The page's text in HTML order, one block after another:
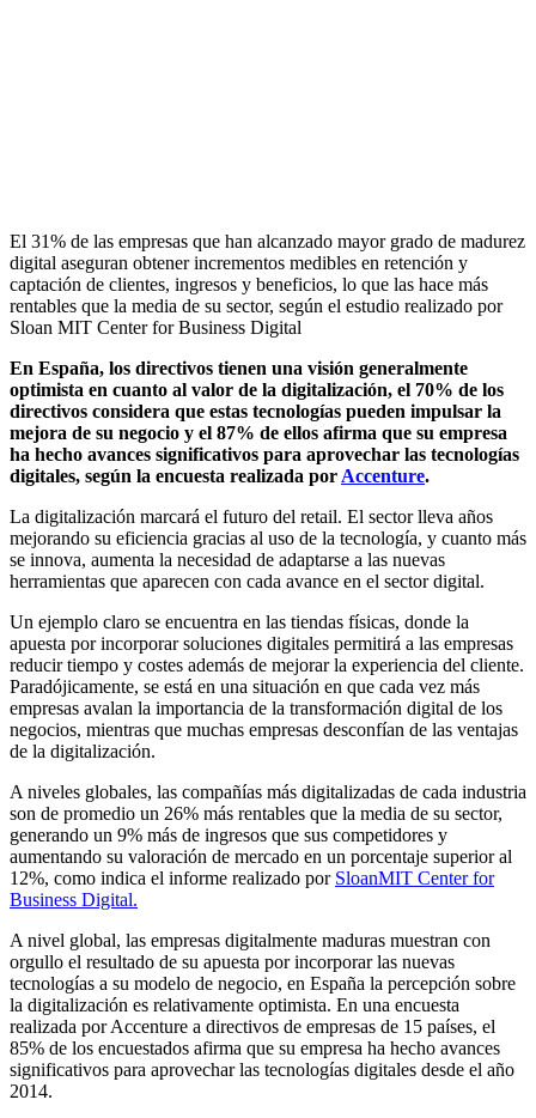
El 31% de las empresas que han alcanzado mayor grado de madurez
digital aseguran obtener incrementos medibles en retención y
captación de clientes, ingresos y beneficios, lo que las hace más
rentables que la media de su sector, según el estudio realizado por
Sloan MIT Center for Business Digital
En España, los directivos tienen una visión generalmente
optimista en cuanto al valor de la digitalización, el 70% de los
directivos considera que estas tecnologías pueden impulsar la
mejora de su negocio y el 87% de ellos afirma que su empresa
ha hecho avances significativos para aprovechar las tecnologías
digitales, según la encuesta realizada por Accenture.
La digitalización marcará el futuro del retail. El sector lleva años
mejorando su eficiencia gracias al uso de la tecnología, y cuanto más
se innova, aumenta la necesidad de adaptarse a las nuevas
herramientas que aparecen con cada avance en el sector digital.
Un ejemplo claro se encuentra en las tiendas físicas, donde la
apuesta por incorporar soluciones digitales permitirá a las empresas
reducir tiempo y costes además de mejorar la experiencia del cliente.
Paradójicamente, se está en una situación en que cada vez más
empresas avalan la importancia de la transformación digital de los
negocios, mientras que muchas empresas desconfían de las ventajas
de la digitalización.
A niveles globales, las compañías más digitalizadas de cada industria
son de promedio un 26% más rentables que la media de su sector,
generando un 9% más de ingresos que sus competidores y
aumentando su valoración de mercado en un porcentaje superior al
12%, como indica el informe realizado por SloanMIT Center for
Business Digital.
A nivel global, las empresas digitalmente maduras muestran con
orgullo el resultado de su apuesta por incorporar las nuevas
tecnologías a su modelo de negocio, en España la percepción sobre
la digitalización es relativamente optimista. En una encuesta
realizada por Accenture a directivos de empresas de 15 países, el
85% de los encuestados afirma que su empresa ha hecho avances
significativos para aprovechar las tecnologías digitales desde el año
2014.